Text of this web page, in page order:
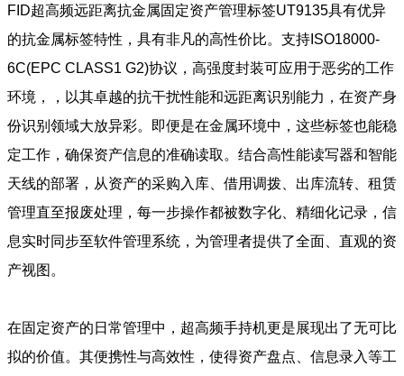
FID超高频远距离抗金属固定资产管理标签UT9135具有优异
的抗金属标签特性，具有非凡的高性价比。支持ISO18000-
6C(EPC CLASS1 G2)协议，高强度封装可应用于恶劣的工作
环境，，以其卓越的抗干扰性能和远距离识别能力，在资产身
份识别领域大放异彩。即便是在金属环境中，这些标签也能稳
定工作，确保资产信息的准确读取。结合高性能读写器和智能
天线的部署，从资产的采购入库、借用调拨、出库流转、租赁
管理直至报废处理，每一步操作都被数字化、精细化记录，信
息实时同步至软件管理系统，为管理者提供了全面、直观的资
产视图。
在固定资产的日常管理中，超高频手持机更是展现出了无可比
拟的价值。其便携性与高效性，使得资产盘点、信息录入等工